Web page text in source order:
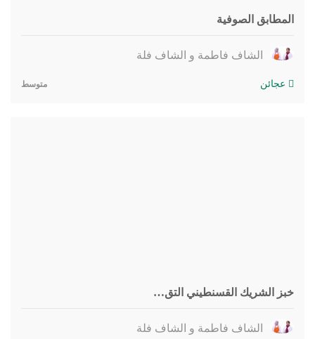
المطابق الصوفية
الشاف فاطمة و الشاف فلة
عجائن متوسط
خبز الشريك القسنطيني التق…
الشاف فاطمة و الشاف فلة